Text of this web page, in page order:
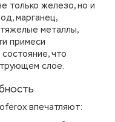
только железо, но и
марганец,
металлы,
примеси
что
слое.
впечатляют: